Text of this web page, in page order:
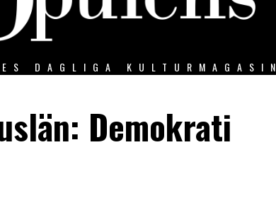
DAGLIGA KULTURMAGASIN
Demokrati